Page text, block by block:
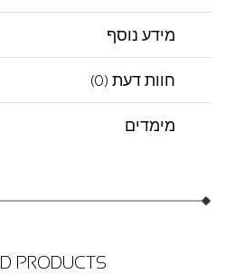
מידע נוסף
חוות דעת (0)
מימדים
PRODUCTS